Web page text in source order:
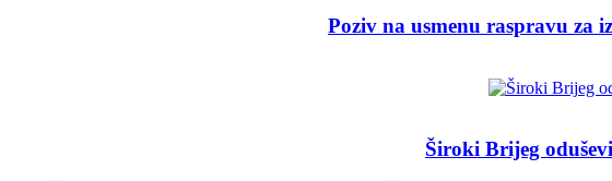
Poziv na usmenu raspravu za
Široki Brijeg